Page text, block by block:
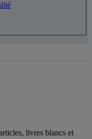
livres blancs et